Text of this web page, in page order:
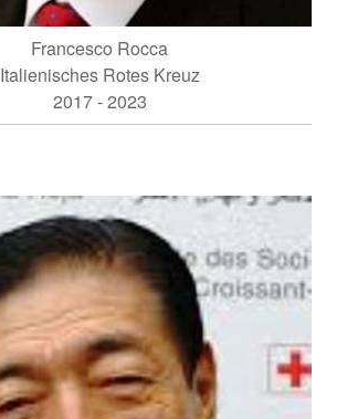
Francesco Rocca
Italienisches Rotes Kreuz
2017 - 2023